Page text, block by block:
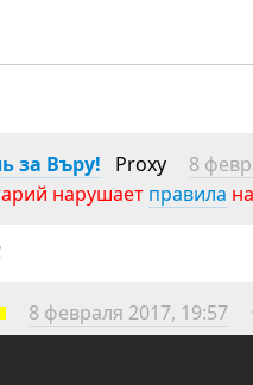
за Въру! Proxy
8
нарушает правила
8 февраля 2017, 19:57